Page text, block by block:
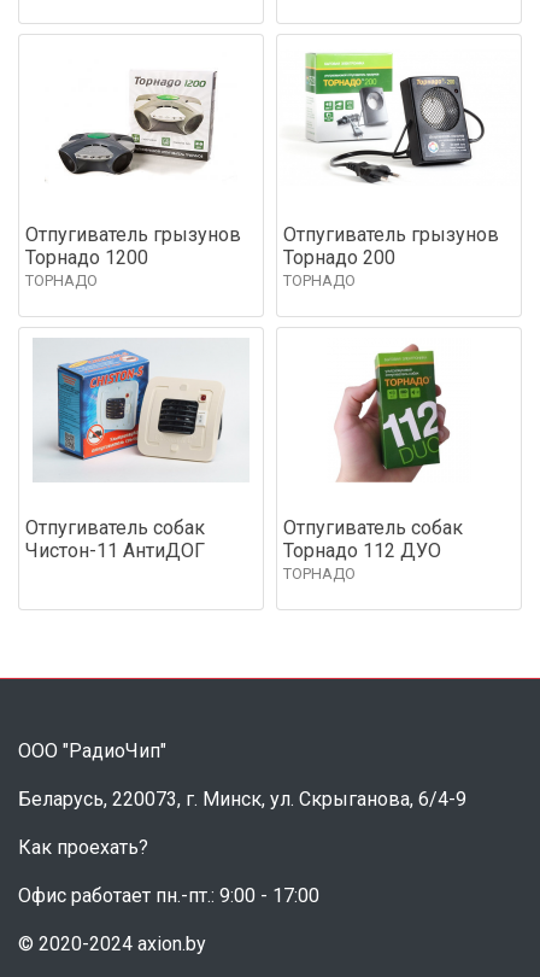
Отпугиватель грызунов
Торнадо 1200
ТОРНАДО
Отпугиватель грызунов
Торнадо 200
ТОРНАДО
Отпугиватель собак
Чистон-11 АнтиДОГ
Отпугиватель собак
Торнадо 112 ДУО
ТОРНАДО
ООО "РадиоЧип"
Беларусь, 220073, г. Минск, ул. Скрыганова, 6/4-9
Как проехать?
Офис работает пн.-пт.: 9:00 - 17:00
© 2020-2024 axion.by